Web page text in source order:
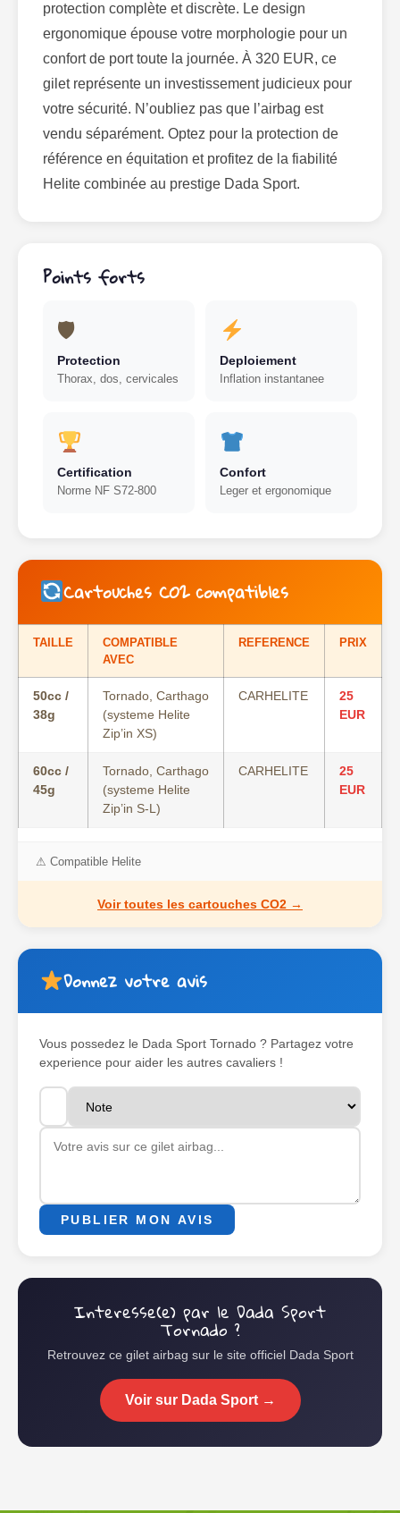
protection complète et discrète. Le design
ergonomique épouse votre morphologie pour un
confort de port toute la journée. À 320 EUR, ce
gilet représente un investissement judicieux pour
votre sécurité. N’oubliez pas que l’airbag est
vendu séparément. Optez pour la protection de
référence en équitation et profitez de la fiabilité
Helite combinée au prestige Dada Sport.
Points forts
🛡
Protection
Thorax, dos, cervicales
Deploiement
Inflation instantanee
Certification
Norme NF S72-800
Confort
Leger et ergonomique
Cartouches CO2 compatibles
TAILLE
COMPATIBLE
AVEC
REFERENCE PRIX
50cc /
38g
Tornado, Carthago
(systeme Helite
Zip’in XS)
CARHELITE
25
EUR
60cc /
45g
Tornado, Carthago
(systeme Helite
Zip’in S-L)
CARHELITE
25
EUR
⚠ Compatible Helite
Voir toutes les cartouches CO2 →
Donnez votre avis
Vous possedez le Dada Sport Tornado ? Partagez votre
experience pour aider les autres cavaliers !
PUBLIER MON AVIS
Interesse(e) par le Dada Sport
Tornado ?
Retrouvez ce gilet airbag sur le site officiel Dada Sport
Voir sur Dada Sport →